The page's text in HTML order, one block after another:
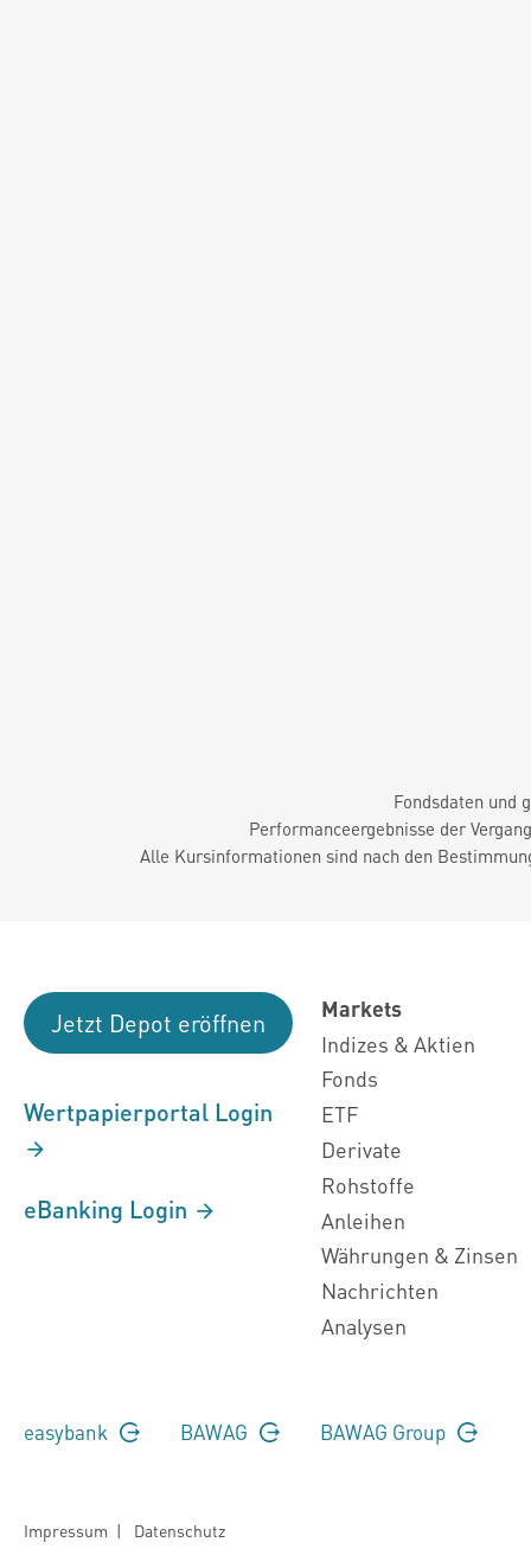
Fondsdaten und
Performanceergebnisse der
Alle Kursinformationen sind nach den
Jetzt Depot eröffnen
Wertpapierportal Login
eBanking Login
Markets
Indizes & Aktien
Fonds
ETF
Derivate
Rohstoffe
Anleihen
Währungen & Zinsen
Nachrichten
Analysen
easybank BAWAG BAWAG Group
Impressum | Datenschutz